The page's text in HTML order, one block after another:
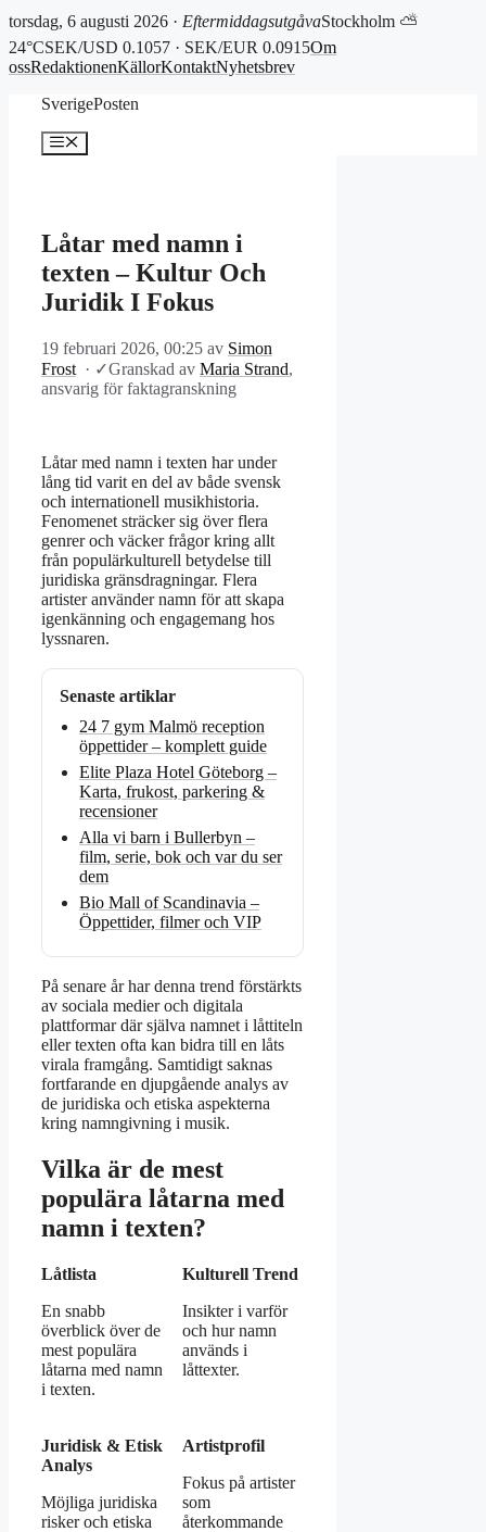
torsdag, 6 augusti 2026 · EftermiddagsutgåvaStockholm ⛅
24°CSEK/USD 0.1057 · SEK/EUR 0.0915Om
ossRedaktionenKällorKontaktNyhetsbrev
SverigePosten
Meny
Låtar med namn i
texten – Kultur Och
Juridik I Fokus
19 februari 2026, 00:25 av Simon
Frost · ✓Granskad av Maria Strand,
ansvarig för faktagranskning
Låtar med namn i texten har under
lång tid varit en del av både svensk
och internationell musikhistoria.
Fenomenet sträcker sig över flera
genrer och väcker frågor kring allt
från populärkulturell betydelse till
juridiska gränsdragningar. Flera
artister använder namn för att skapa
igenkänning och engagemang hos
lyssnaren.
Senaste artiklar
24 7 gym Malmö reception
öppettider – komplett guide
Elite Plaza Hotel Göteborg –
Karta, frukost, parkering &
recensioner
Alla vi barn i Bullerbyn –
film, serie, bok och var du ser
dem
Bio Mall of Scandinavia –
Öppettider, filmer och VIP
På senare år har denna trend förstärkts
av sociala medier och digitala
plattformar där själva namnet i låttiteln
eller texten ofta kan bidra till en låts
virala framgång. Samtidigt saknas
fortfarande en djupgående analys av
de juridiska och etiska aspekterna
kring namngivning i musik.
Vilka är de mest
populära låtarna med
namn i texten?
Låtlista
En snabb
överblick över de
mest populära
låtarna med namn
i texten.
Kulturell Trend
Insikter i varför
och hur namn
används i
låttexter.
Juridisk & Etisk
Analys
Möjliga juridiska
risker och etiska
Artistprofil
Fokus på artister
som
återkommande